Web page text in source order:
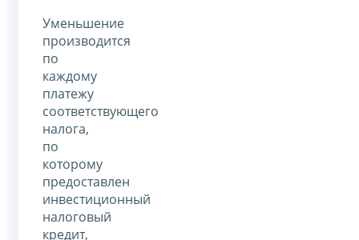
Уменьшение
производится
по
каждому
платежу
соответствующего
налога,
по
которому
предоставлен
инвестиционный
налоговый
кредит,